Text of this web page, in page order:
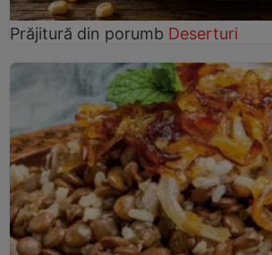
Prăjitură din porumb Deserturi